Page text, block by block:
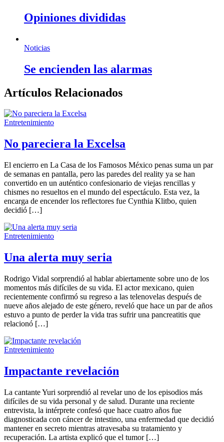
Opiniones divididas
Noticias
Se encienden las alarmas
Artículos Relacionados
Entretenimiento
No pareciera la Excelsa
El encierro en La Casa de los Famosos México penas suma un par
de semanas en pantalla, pero las paredes del reality ya se han
convertido en un auténtico confesionario de viejas rencillas y
chismes no resueltos en el mundo del espectáculo. Esta vez, la
encarga de encender los reflectores fue Cynthia Klitbo, quien
decidió […]
Entretenimiento
Una alerta muy seria
Rodrigo Vidal sorprendió al hablar abiertamente sobre uno de los
momentos más difíciles de su vida. El actor mexicano, quien
recientemente confirmó su regreso a las telenovelas después de
nueve años alejado de este género, reveló que hace un par de años
estuvo a punto de perder la vida tras sufrir una pancreatitis que
relacionó […]
Entretenimiento
Impactante revelación
La cantante Yuri sorprendió al revelar uno de los episodios más
difíciles de su vida personal y de salud. Durante una reciente
entrevista, la intérprete confesó que hace cuatro años fue
diagnosticada con cáncer de intestino, una enfermedad que decidió
mantener en secreto mientras atravesaba su tratamiento y
recuperación. La artista explicó que el tumor […]